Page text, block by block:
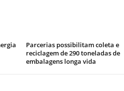
Parcerias possibilitam coleta e
reciclagem de 290 toneladas de
embalagens longa vida